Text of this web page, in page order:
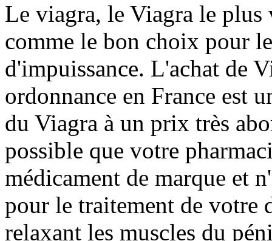
Le viagra, le Viagra le plus
comme le bon choix pour
d'impuissance. L'achat de
ordonnance en France est
du Viagra à un prix très
possible que votre
médicament de marque et
pour le traitement de
relaxant les muscles du